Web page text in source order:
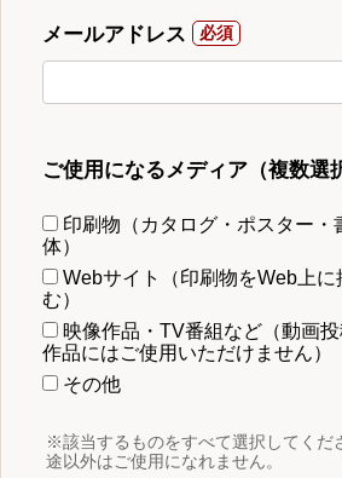
メールアドレス
ご使用になるメディア（複数選
印刷物（カタログ・ポスター・
体）
Webサイト（印刷物をWeb上に
む）
映像作品・TV番組など（動画
作品にはご使用いただけません）
その他
※該当するものをすべて選択してくだ
途以外はご使用になれません。